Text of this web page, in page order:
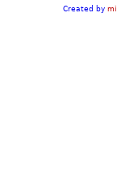
Created by